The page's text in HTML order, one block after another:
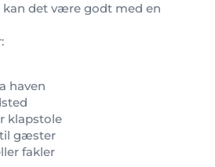
kan det være godt med en
haven
klapstole
gæster
fakler